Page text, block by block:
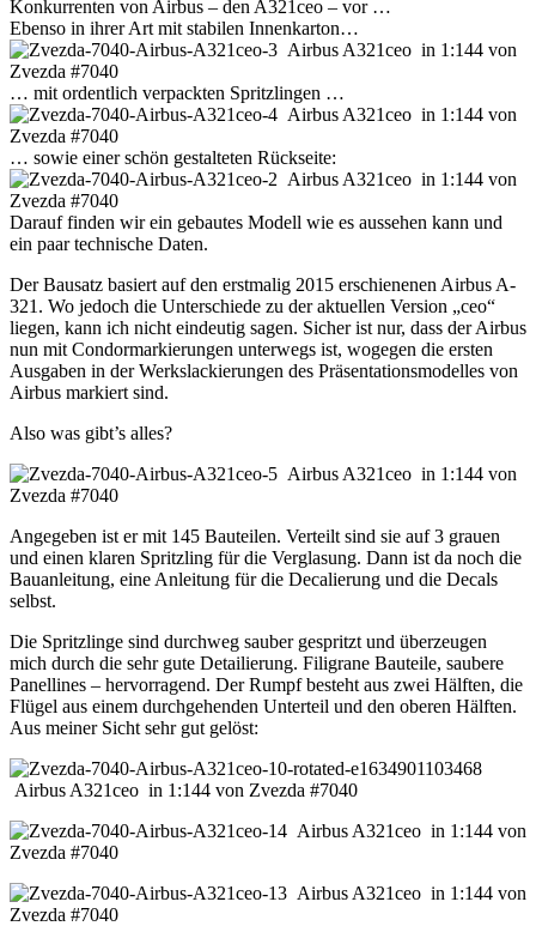
Konkurrenten von Airbus – den A321ceo – vor …
Ebenso in ihrer Art mit stabilen Innenkarton…
… mit ordentlich verpackten Spritzlingen …
… sowie einer schön gestalteten Rückseite:
Darauf finden wir ein gebautes Modell wie es aussehen kann und
ein paar technische Daten.
Der Bausatz basiert auf den erstmalig 2015 erschienenen Airbus A-
321. Wo jedoch die Unterschiede zu der aktuellen Version „ceo“
liegen, kann ich nicht eindeutig sagen. Sicher ist nur, dass der Airbus
nun mit Condormarkierungen unterwegs ist, wogegen die ersten
Ausgaben in der Werkslackierungen des Präsentationsmodelles von
Airbus markiert sind.
Also was gibt’s alles?
Angegeben ist er mit 145 Bauteilen. Verteilt sind sie auf 3 grauen
und einen klaren Spritzling für die Verglasung. Dann ist da noch die
Bauanleitung, eine Anleitung für die Decalierung und die Decals
selbst.
Die Spritzlinge sind durchweg sauber gespritzt und überzeugen
mich durch die sehr gute Detailierung. Filigrane Bauteile, saubere
Panellines – hervorragend. Der Rumpf besteht aus zwei Hälften, die
Flügel aus einem durchgehenden Unterteil und den oberen Hälften.
Aus meiner Sicht sehr gut gelöst: